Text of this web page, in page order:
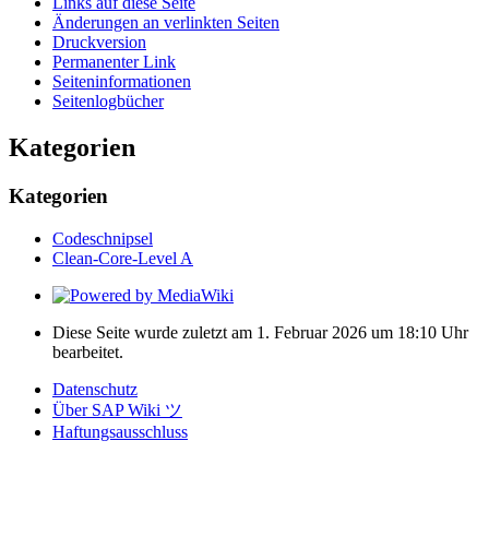
Änderungen an verlinkten Seiten
Druckversion
Permanenter Link
Seiten­­informationen
Seitenlogbücher
Kategorien
Kategorien
Codeschnipsel
Clean-Core-Level A
Diese Seite wurde zuletzt am 1. Februar 2026 um 18:10 Uhr
bearbeitet.
Datenschutz
Über SAP Wiki ツ
Haftungsausschluss